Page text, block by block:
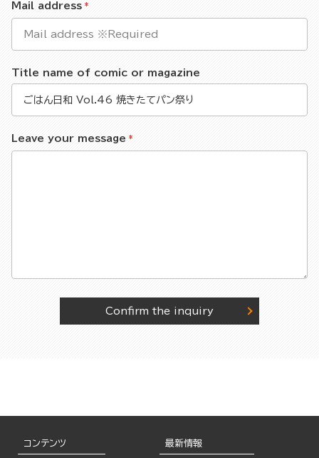
Mail address
Title name of comic or magazine
Leave your message
Confirm the inquiry
コンテンツ 最新情報